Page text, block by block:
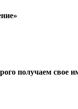
получаем свое